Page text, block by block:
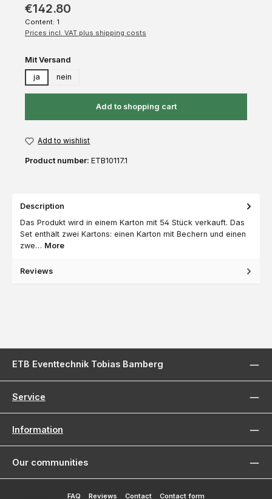
€142.80
Content: 1
Prices incl. VAT plus shipping costs
Select
Mit Versand
ja
nein
Add to shopping cart
Add to wishlist
Product number: ETB10117.1
Description
Das Produkt wird in einem Karton mit 54 Stück verkauft. Das
Set enthält zwei Kartons: einen Karton mit Bechern und einen
zwe… More
Reviews
ETB Eventtechnik Tobias Bamberg
Service
Information
Our communities
FAQ Reviews Contact Contact form